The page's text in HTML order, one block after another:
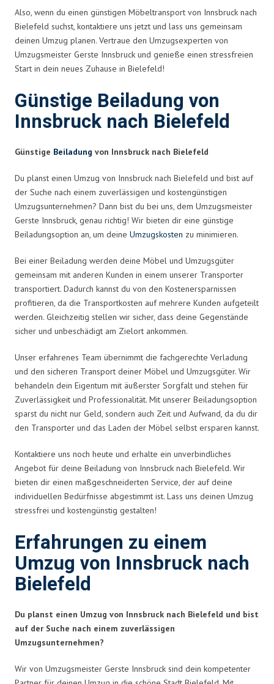
Also, wenn du einen günstigen Möbeltransport von Innsbruck nach
Bielefeld suchst, kontaktiere uns jetzt und lass uns gemeinsam
deinen Umzug planen. Vertraue den Umzugsexperten von
Umzugsmeister Gerste Innsbruck und genieße einen stressfreien
Start in dein neues Zuhause in Bielefeld!
Günstige Beiladung von
Innsbruck nach Bielefeld
Günstige Beiladung von Innsbruck nach Bielefeld
Du planst einen Umzug von Innsbruck nach Bielefeld und bist auf
der Suche nach einem zuverlässigen und kostengünstigen
Umzugsunternehmen? Dann bist du bei uns, dem Umzugsmeister
Gerste Innsbruck, genau richtig! Wir bieten dir eine günstige
Beiladungsoption an, um deine Umzugskosten zu minimieren.
Bei einer Beiladung werden deine Möbel und Umzugsgüter
gemeinsam mit anderen Kunden in einem unserer Transporter
transportiert. Dadurch kannst du von den Kostenersparnissen
profitieren, da die Transportkosten auf mehrere Kunden aufgeteilt
werden. Gleichzeitig stellen wir sicher, dass deine Gegenstände
sicher und unbeschädigt am Zielort ankommen.
Unser erfahrenes Team übernimmt die fachgerechte Verladung
und den sicheren Transport deiner Möbel und Umzugsgüter. Wir
behandeln dein Eigentum mit äußerster Sorgfalt und stehen für
Zuverlässigkeit und Professionalität. Mit unserer Beiladungsoption
sparst du nicht nur Geld, sondern auch Zeit und Aufwand, da du dir
den Transporter und das Laden der Möbel selbst ersparen kannst.
Kontaktiere uns noch heute und erhalte ein unverbindliches
Angebot für deine Beiladung von Innsbruck nach Bielefeld. Wir
bieten dir einen maßgeschneiderten Service, der auf deine
individuellen Bedürfnisse abgestimmt ist. Lass uns deinen Umzug
stressfrei und kostengünstig gestalten!
Erfahrungen zu einem
Umzug von Innsbruck nach
Bielefeld
Du planst einen Umzug von Innsbruck nach Bielefeld und bist
auf der Suche nach einem zuverlässigen
Umzugsunternehmen?
Wir von Umzugsmeister Gerste Innsbruck sind dein kompetenter